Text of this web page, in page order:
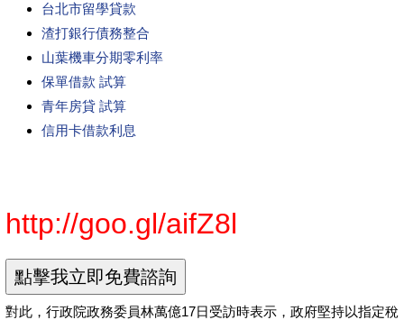
台北市留學貸款
渣打銀行債務整合
山葉機車分期零利率
保單借款 試算
青年房貸 試算
信用卡借款利息
http://goo.gl/aifZ8l
對此，行政院政務委員林萬億17日受訪時表示，政府堅持以指定稅